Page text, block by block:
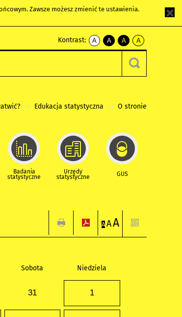
Zawsze możesz zmienić te ustawienia.
Kontrast:
A
kontrast
A
kontrast
czarnym
A
kontrast
żółty
tekst
czarnym
A
kontrast
czarny
tekst
żółtym
Edukacja statystyczna O stronie
Badania
statystyczne
Urzędy
statystyczne GUS
A AA
Sobota Niedziela
31 1